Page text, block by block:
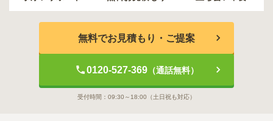
無料でお見積もり・ご提案
0120-527-369（通話無料）
受付時間： 09:30～18:00 （土日祝も対応）